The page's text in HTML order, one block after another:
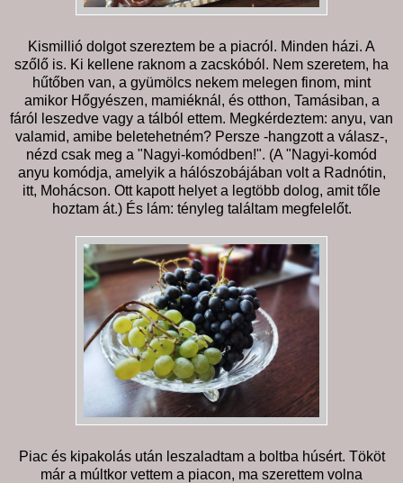
Kismillió dolgot szereztem be a piacról. Minden házi. A
szőlő is. Ki kellene raknom a zacskóból. Nem szeretem, ha
hűtőben van, a gyümölcs nekem melegen finom, mint
amikor Hőgyészen, mamiéknál, és otthon, Tamásiban, a
fáról leszedve vagy a tálból ettem. Megkérdeztem: anyu, van
valamid, amibe beletehetném? Persze -hangzott a válasz-,
nézd csak meg a "Nagyi-komódben!". (A "Nagyi-komód
anyu komódja, amelyik a hálószobájában volt a Radnótin,
itt, Mohácson. Ott kapott helyet a legtöbb dolog, amit tőle
hoztam át.) És lám: tényleg találtam megfelelőt.
Piac és kipakolás után leszaladtam a boltba húsért. Tököt
már a múltkor vettem a piacon, ma szerettem volna